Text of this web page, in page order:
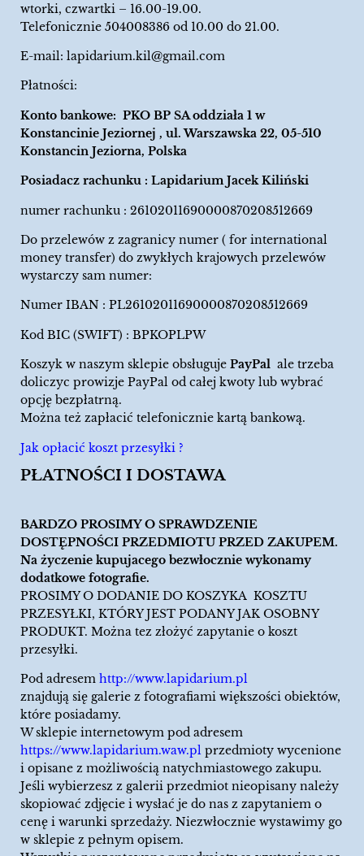
wtorki, czwartki – 16.00-19.00.
Telefonicznie 504008386 od 10.00 do 21.00.
E-mail: lapidarium.kil@gmail.com
Płatności:
Konto bankowe: PKO BP SA oddziała 1 w
Konstancinie Jeziornej , ul. Warszawska 22, 05-510
Konstancin Jeziorna, Polska
Posiadacz rachunku : Lapidarium Jacek Kiliński
numer rachunku : 26102011690000870208512669
Do przelewów z zagranicy numer ( for international
money transfer) do zwykłych krajowych przelewów
wystarczy sam numer:
Numer IBAN : PL26102011690000870208512669
Kod BIC (SWIFT) : BPKOPLPW
Koszyk w naszym sklepie obsługuje PayPal ale trzeba
doliczyc prowizje PayPal od całej kwoty lub wybrać
opcję bezpłatrną.
Można też zapłacić telefonicznie kartą bankową.
Jak opłacić koszt przesyłki ?
PŁATNOŚCI I DOSTAWA
BARDZO PROSIMY O SPRAWDZENIE
DOSTĘPNOŚCI PRZEDMIOTU PRZED ZAKUPEM.
Na życzenie kupujacego bezwłocznie wykonamy
dodatkowe fotografie.
PROSIMY O DODANIE DO KOSZYKA KOSZTU
PRZESYŁKI, KTÓRY JEST PODANY JAK OSOBNY
PRODUKT. Można tez złożyć zapytanie o koszt
przesyłki.
Pod adresem http://www.lapidarium.pl
znajdują się galerie z fotografiami większości obiektów,
które posiadamy.
W sklepie internetowym pod adresem
https://www.lapidarium.waw.pl przedmioty wycenione
i opisane z możliwością natychmiastowego zakupu.
Jeśli wybierzesz z galerii przedmiot nieopisany należy
skopiować zdjęcie i wysłać je do nas z zapytaniem o
cenę i warunki sprzedaży. Niezwłocznie wystawimy go
w sklepie z pełnym opisem.